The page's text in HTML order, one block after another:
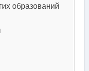
образований